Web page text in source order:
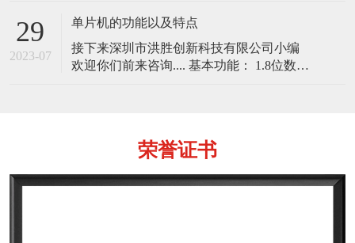
个以电容器为根底的开关。以传导性物体
（例如手指）触摸电容器可改动电容，此
改动会被內置于微控制器内的电路所侦
测。 电容式触摸感应按键的基本原理 电容
29
2023-07
单片机的功能以及特点
接下来深圳市洪胜创新科技有限公司小编
欢迎你们前来咨询.... 基本功能： 1.8位数据
荣誉证书